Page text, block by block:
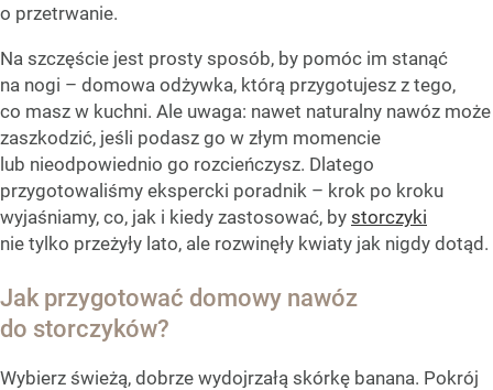
o przetrwanie.
Na szczęście jest prosty sposób, by pomóc im stanąć
na nogi – domowa odżywka, którą przygotujesz z tego,
co masz w kuchni. Ale uwaga: nawet naturalny nawóz może
zaszkodzić, jeśli podasz go w złym momencie
lub nieodpowiednio go rozcieńczysz. Dlatego
przygotowaliśmy ekspercki poradnik – krok po kroku
wyjaśniamy, co, jak i kiedy zastosować, by storczyki
nie tylko przeżyły lato, ale rozwinęły kwiaty jak nigdy dotąd.
Jak przygotować domowy nawóz
do storczyków?
Wybierz świeżą, dobrze wydojrzałą skórkę banana. Pokrój